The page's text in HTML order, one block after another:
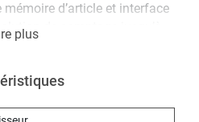
d’article et interface
de comptage jusqu’à
et poids tare, p. ex.
plus